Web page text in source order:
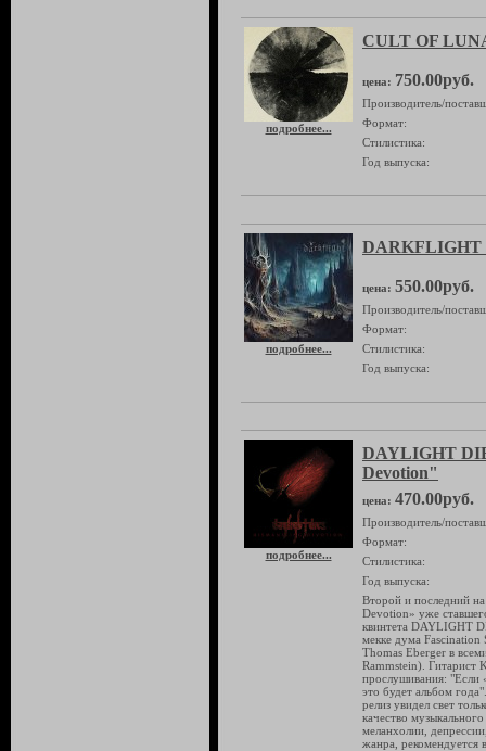
подробнее...
CULT OF
цена: 750.00руб.
Производитель/
Формат:
Стилистика:
Год выпуска:
подробнее...
цена: 550.00руб.
Производитель/
Формат:
Стилистика:
Год выпуска:
подробнее...
DAYLIGHT
Devotion"
цена: 470.00руб.
Производитель/
Формат:
Стилистика:
Год выпуска:
Второй и последний
Devotion» уже
квинтета DAYLIGHT
мекке дума
Thomas Eberger в
Rammstein). Гитарист
прослушивания: "Если
это будет альбом
релиз увидел свет
качество
меланхолии,
жанра, рекомендуется